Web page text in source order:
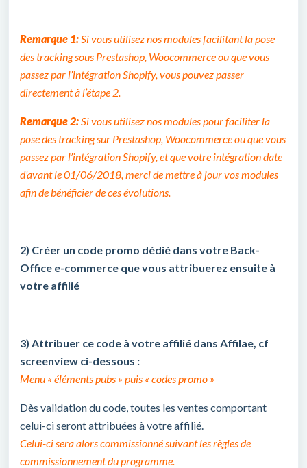
Remarque 1:Si vous utilisez nos modules facilitant la pose
des tracking sous Prestashop, Woocommerce ou que vous
passez par l’intégration Shopify, vous pouvez passer
directement à l’étape 2.
Remarque 2:Si vous utilisez nos modules pour faciliter la
pose des tracking sur Prestashop, Woocommerce ou que vous
passez par l’intégration Shopify, et que votre intégration date
d’avant le 01/06/2018, merci de mettre à jour vos modules
afin de bénéficier de ces évolutions.
2) Créer un code promo dédié dans votre Back-
Office e-commerce que vous attribuerez ensuite à
votre affilié
3) Attribuer ce code à votre affilié dans Affilae, cf
screenview ci-dessous :
Menu « éléments pubs » puis « codes promo »
Dès validation du code, toutes les ventes comportant
celui-ci seront attribuées à votre affilié.
Celui-ci sera alors commissionné suivant les règles de
commissionnement du programme.